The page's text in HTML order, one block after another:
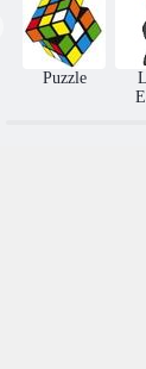
Puzzle